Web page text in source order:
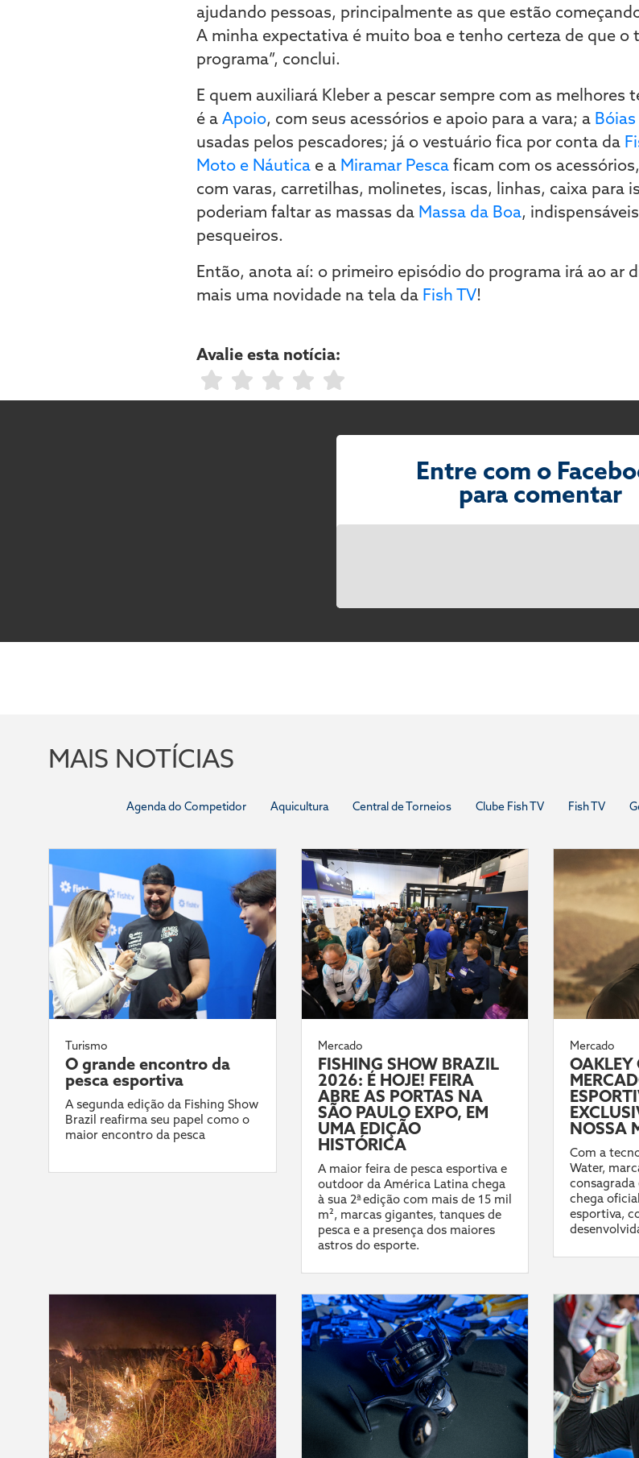
ajudando pessoas, principalmente as que estão
A minha expectativa é muito boa e tenho certeza de que
programa”, conclui.
E quem auxiliará Kleber a pescar sempre com as melhores
é a Apoio, com seus acessórios e apoio para a vara; aBóias
usadas pelos pescadores; já o vestuário fica por conta da
Moto e Náuticae a Miramar Pescaficam com os
com varas, carretilhas, molinetes, iscas, linhas, caixa para
poderiam faltar as massas da Massa da Boa,
pesqueiros.
Então, anota aí: o primeiro episódio do programa irá ao ar
mais uma novidade na tela da Fish TV!
Avalie esta notícia:
Entre com o
para comentar
MAIS NOTÍCIAS
Agenda do Competidor Aquicultura Central de Torneios Clube Fish TV Fish TV
Turismo
O grande encontro da
pesca esportiva
A segunda edição da Fishing Show
Brazil reafirma seu papel como o
maior encontro da pesca
Mercado
FISHING SHOW BRAZIL
2026: É HOJE! FEIRA
ABRE AS PORTAS NA
SÃO PAULO EXPO, EM
UMA EDIÇÃO
HISTÓRICA
A maior feira de pesca esportiva e
outdoor da América Latina chega
à sua 2ª edição com mais de 15 mil
m², marcas gigantes, tanques de
pesca e a presença dos maiores
astros do esporte.
Mercado
OAKLEY
NOSSA
Com a
Water,
chega
esportiva,